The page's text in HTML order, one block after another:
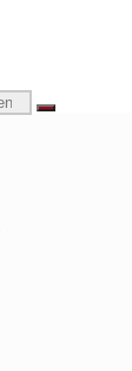
Search